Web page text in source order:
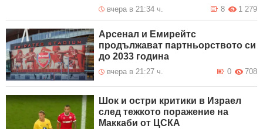
вчера в 21:34 ч. 1 279
8
Арсенал и Емирейтс
продължават партньорството си
до 2033 година
вчера в 21:27 ч. 708
0
Шок и остри критики в Израел
след тежкото поражение на
Маккаби от ЦСКА